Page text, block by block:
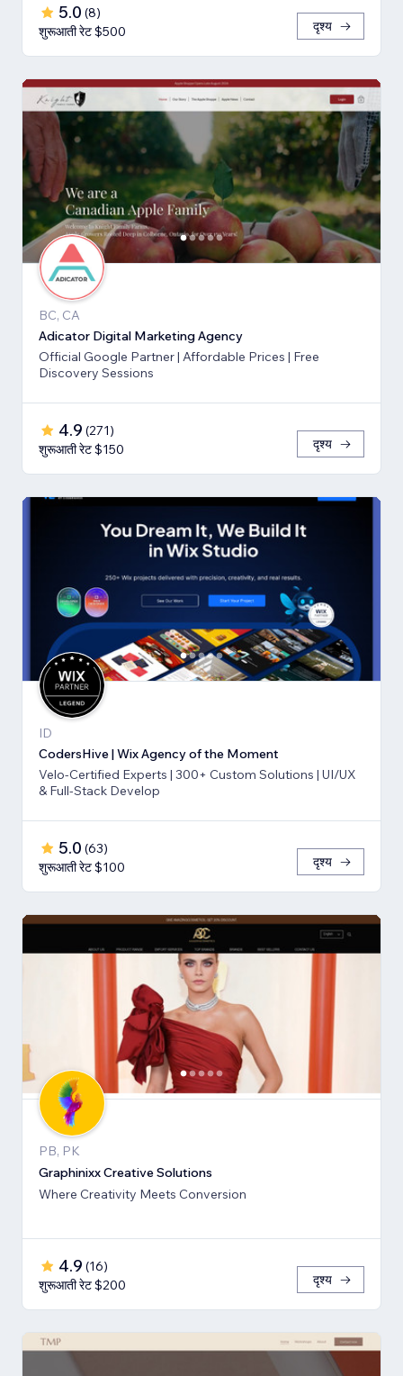
5.0 (8)
शुरूआती रेट $500
दृश्य
BC, CA
Adicator Digital Marketing Agency
Official Google Partner | Affordable Prices | Free
Discovery Sessions
4.9 (271)
शुरूआती रेट $150
दृश्य
ID
CodersHive | Wix Agency of the Moment
Velo-Certified Experts | 300+ Custom Solutions | UI/UX
& Full-Stack Develop
5.0 (63)
शुरूआती रेट $100
दृश्य
PB, PK
Graphinixx Creative Solutions
Where Creativity Meets Conversion
4.9 (16)
शुरूआती रेट $200
दृश्य